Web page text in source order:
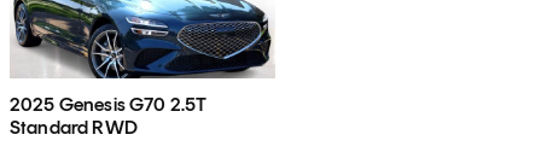
2025 Genesis G70 2.5T
Standard RWD